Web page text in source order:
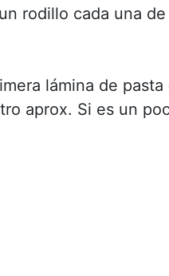
rodillo cada una
lámina de
aprox. Si es un